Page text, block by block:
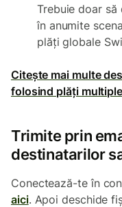
Trebuie doar
în anumite
plăți globale
Citește mai multe
folosind plăți multiple
Trimite prin
destinatarilor
Conectează-te în
aici. Apoi deschide